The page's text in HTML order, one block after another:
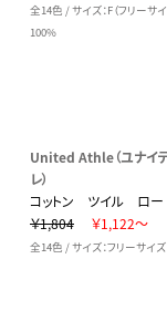
全14色 / サイズ：F（フリーサ
100%
United Athle（ユナイ
レ）
コットン ツイル ロ
￥1,804
￥1,122～
全14色 / サイズ：フリーサイ